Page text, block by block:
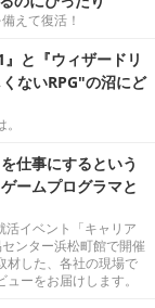
えて復活！
と『ウィザードリ
ないRPG"の沼にど
仕事にするという
ームプログラマと
イベント「キャリア
ンター浜松町館で開催
材した、各社の現場で
ーをお届けします。